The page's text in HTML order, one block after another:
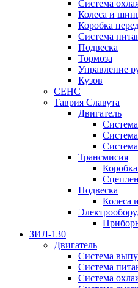
Система
Колеса и
Коробка
Система
Подвеска
Тормоза
Управление
Кузов
СЕНС
Таврия Славута
Двигатель
Трансмисия
Подвеска
Колеса
ЗИЛ-130
Двигатель
Система
Система
Система